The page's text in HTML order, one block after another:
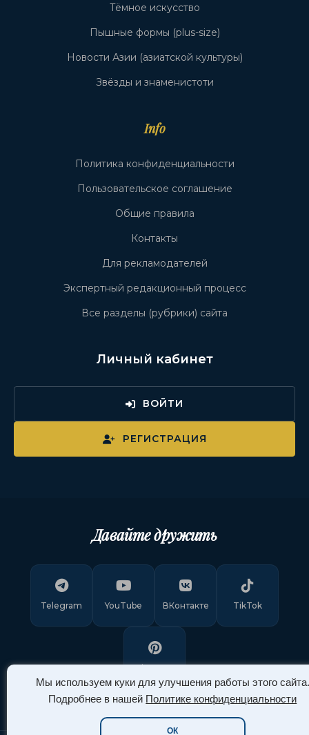
Мы используем куки для улучшения работы этого сайта.
Подробнее в нашей Политике конфиденциальности
ОК
Тёмное искусство
Пышные формы (plus-size)
Новости Азии (азиатской культуры)
Звёзды и знаменистоти
Info
Политика конфиденциальности
Пользовательское соглашение
Общие правила
Контакты
Для рекламодателей
Экспертный редакционный процесс
Все разделы (рубрики) сайта
Личный кабинет
ВОЙТИ
РЕГИСТРАЦИЯ
Давайте дружить
Telegram YouTube ВКонтакте TikTok
Pinterest